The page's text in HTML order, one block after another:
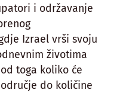
i održavanje
Izrael vrši svoju
životima
toga koliko će
do količine